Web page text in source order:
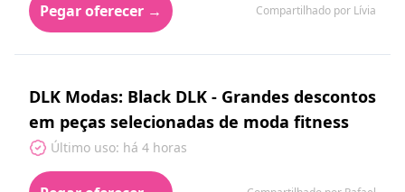
Pegar oferecer → Compartilhado por Lívia
DLK Modas: Black DLK - Grandes descontos
em peças selecionadas de moda fitness
Último uso: há 4 horas